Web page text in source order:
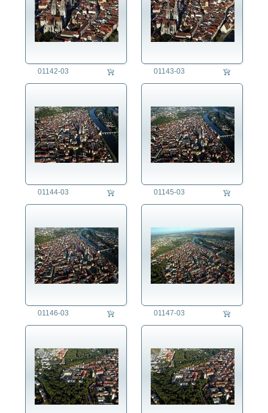
01142-03 01143-03
01144-03 01145-03
01146-03 01147-03